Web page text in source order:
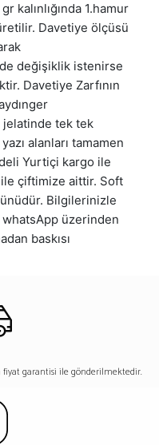
kalınlığında 1.hamur
Davetiye ölçüsü
değişiklik istenirse
Davetiye Zarfının
jelatinde tek tek
alanları tamamen
Yurtiçi kargo ile
çiftimize aittir. Soft
Bilgilerinizle
whatsApp üzerinden
baskısı
garantisi ile gönderilmektedir.